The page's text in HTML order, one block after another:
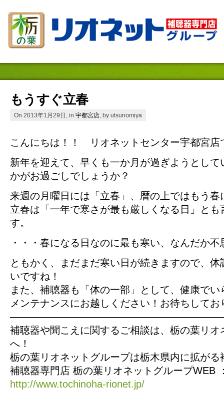
もうすぐ立春
On 2013年1月29日, in 宇都宮店 , by utsunomiya
こんにちは！！ リオネットセンター宇都宮店
新年を迎えて、早くも一か月が過ぎようとし
かがお過ごしでしょうか？
来週の月曜日には「立春」、暦の上ではもう
立春は「一年で寒さが最も厳しくなる日」と
す。
・・・春になる日なのに最も寒い、なんだか
ともかく、まだまだ寒い日が続きますので、
いですね！
また、補聴器も「体の一部」として、健康で
メンテナンスにお越しください！お待ちしてお
補聴器や聞こえに関するご相談は、栃の葉リオ
へ！
栃の葉リオネットグループは栃木県内に拡がる
補聴器専門店 栃の葉リオネットグループWEB
http://www.tochinoha-rionet.jp/